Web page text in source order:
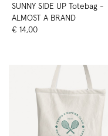
SUNNY SIDE UP Totebag -
ALMOST A BRAND
€ 14,00